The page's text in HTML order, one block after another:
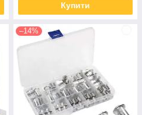
Купити
–14%